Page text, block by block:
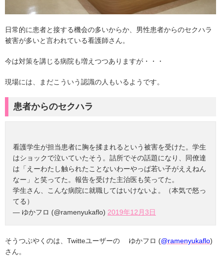
日常的に患者と接する機会の多いからか、男性患者からのセクハラ
被害が多いと言われている看護師さん。
今は対策を講じる病院も増えつつありますが・・・
現場には、まだこういう認識の人もいるようです。
患者からのセクハラ
看護学生が担当患者に胸を揉まれるという被害を受けた。学生
はショックで泣いていたそう。詰所でその話題になり、同僚達
は「えーわたし触られたことないわーやっぱ若い子がええねん
なー」と笑ってた。報告を受けた主治医も笑ってた。
学生さん、こんな病院に就職してはいけないよ。（本気で怒っ
てる）
— ゆかフロ (@ramenyukaflo) 2019年12月3日
そうつぶやくのは、Twitteユーザーの ゆかフロ (@ramenyukaflo)
さん。